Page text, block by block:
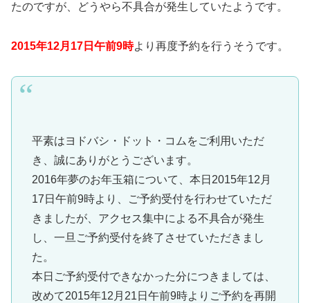
たのですが、どうやら不具合が発生していたようです。
2015年12月17日午前9時より再度予約を行うそうです。
平素はヨドバシ・ドット・コムをご利用いただ
き、誠にありがとうございます。
2016年夢のお年玉箱について、本日2015年12月
17日午前9時より、ご予約受付を行わせていただ
きましたが、アクセス集中による不具合が発生
し、一旦ご予約受付を終了させていただきまし
た。
本日ご予約受付できなかった分につきましては、
改めて2015年12月21日午前9時よりご予約を再開